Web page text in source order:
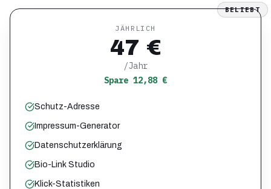
BELIEBT
JÄHRLICH
47 €
/Jahr
Spare 12,88 €
Schutz-Adresse
Impressum-Generator
Datenschutzerklärung
Bio-Link Studio
Klick-Statistiken